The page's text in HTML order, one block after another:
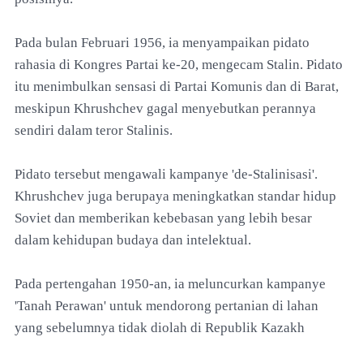
Pada bulan Februari 1956, ia menyampaikan pidato
rahasia di Kongres Partai ke-20, mengecam Stalin. Pidato
itu menimbulkan sensasi di Partai Komunis dan di Barat,
meskipun Khrushchev gagal menyebutkan perannya
sendiri dalam teror Stalinis.
Pidato tersebut mengawali kampanye 'de-Stalinisasi'.
Khrushchev juga berupaya meningkatkan standar hidup
Soviet dan memberikan kebebasan yang lebih besar
dalam kehidupan budaya dan intelektual.
Pada pertengahan 1950-an, ia meluncurkan kampanye
'Tanah Perawan' untuk mendorong pertanian di lahan
yang sebelumnya tidak diolah di Republik Kazakh